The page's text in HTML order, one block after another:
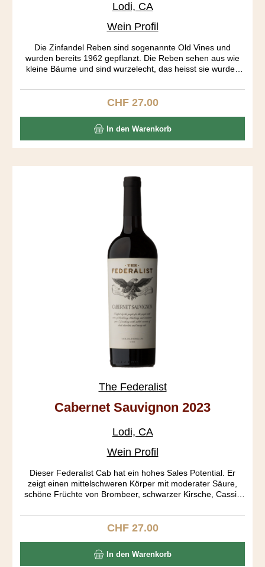
Lodi, CA
Wein Profil
Die Zinfandel Reben sind sogenannte Old Vines und
wurden bereits 1962 gepflanzt. Die Reben sehen aus wie
kleine Bäume und sind wurzelecht, das heisst sie wurden
wurden getrennt fermentiert. Erst am 19. Tag der Gärung
wurden die Traubenhäute entfernt. Der Ausbau fand in
ist ein tiefgründiger Wein mit einem gut strukturierten
Körper, präsentenen Tanninen und einem langen Abgang.
Regulärer Preis:
CHF 27.00
In den Warenkorb
The Federalist
Cabernet Sauvignon 2023
Lodi, CA
Wein Profil
Dieser Federalist Cab hat ein hohes Sales Potential. Er
zeigt einen mittelschweren Körper mit moderater Säure,
schöne Früchte von Brombeer, schwarzer Kirsche, Cassis
in amerikanischen und französichen Barriquen während 15
Monaten statt.
Regulärer Preis:
CHF 27.00
In den Warenkorb